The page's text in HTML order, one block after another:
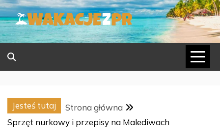
Skip
to
content
Jesteś tutaj
Strona główna
Sprzęt nurkowy i przepisy na Malediwach